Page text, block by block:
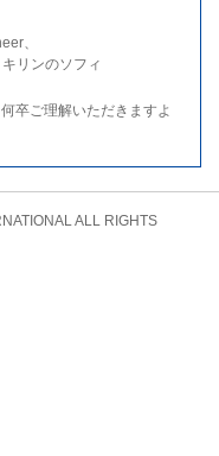
、
リンのソフィ
卒ご理解いただきますよ